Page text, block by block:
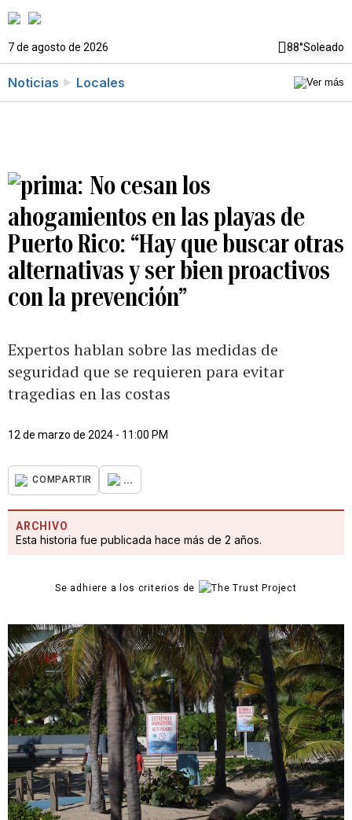
7 de agosto de 2026 88°Soleado
Noticias Locales
No cesan los
ahogamientos en las playas de
Puerto Rico: “Hay que buscar otras
alternativas y ser bien proactivos
con la prevención”
Expertos hablan sobre las medidas de
seguridad que se requieren para evitar
tragedias en las costas
12 de marzo de 2024 - 11:00 PM
COMPARTIR ...
ARCHIVO
Esta historia fue publicada hace más de 2 años.
Se adhiere a los criterios de